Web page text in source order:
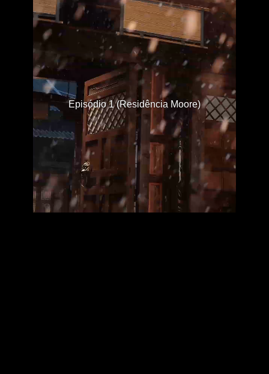
Episódio 1 (Residência Moore)